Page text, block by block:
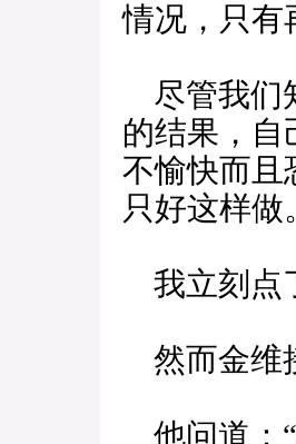
情况，只有
尽管我们
的结果，自
不愉快而且
只好这样做
我立刻点
然而金维
他问道：